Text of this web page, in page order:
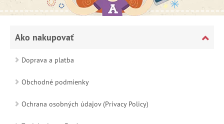
Ako nakupovať
Doprava a platba
Obchodné podmienky
Ochrana osobných údajov (Privacy Policy)